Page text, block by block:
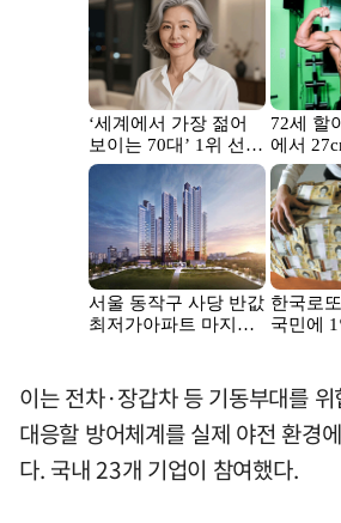
이는 전차·장갑차 등 기동부대를
대응할 방어체계를 실제 야전 환경
다. 국내 23개 기업이 참여했다.